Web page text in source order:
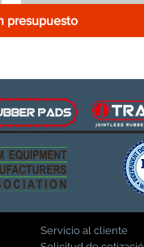
presupuesto
Servicio al cliente